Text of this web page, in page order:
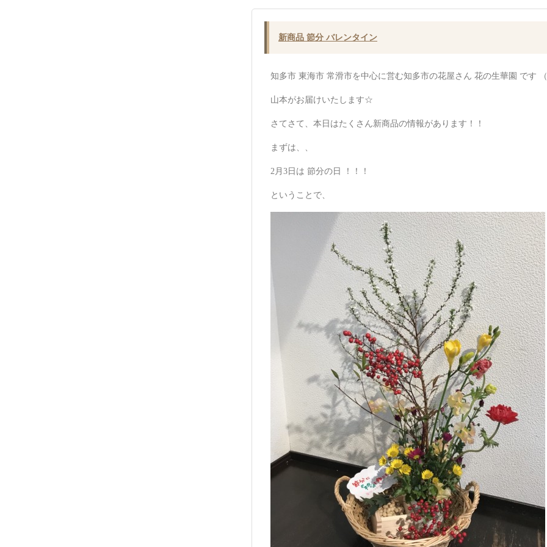
新商品 節分 バレンタイン
知多市 東海市 常滑市を中心に営む知多市の花屋さん 花の生華園 です （
山本がお届けいたします☆
さてさて、本日はたくさん新商品の情報があります！！
まずは、、
2月3日は 節分の日 ！！！
ということで、